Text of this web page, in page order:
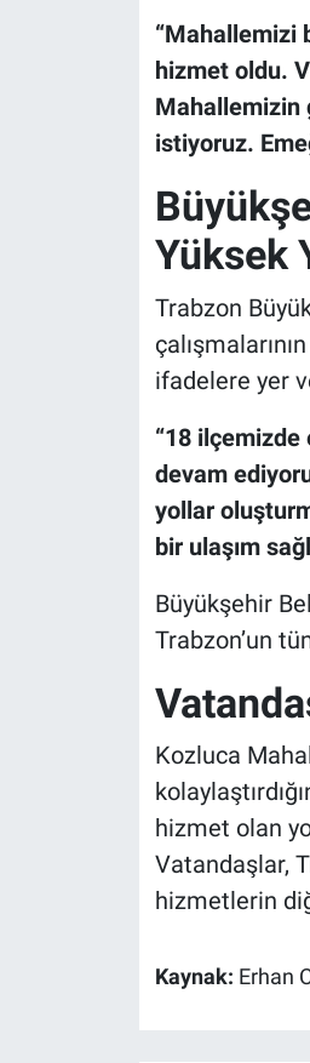
“Mahallemizi
hizmet oldu.
Mahallemizin
istiyoruz.
Yüksek
Trabzon
ifadelere yer
“18 ilçemizde
devam
yollar
bir ulaşım
Büyükşehir
Trabzon’un
Kozluca
hizmet olan
Vatandaşlar,
hizmetlerin
Kaynak: Erhan